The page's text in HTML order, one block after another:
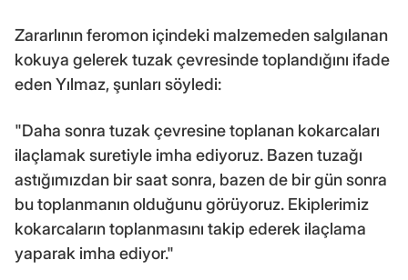
Zararlının feromon içindeki malzemeden salgılanan
kokuya gelerek tuzak çevresinde toplandığını ifade
eden Yılmaz, şunları söyledi:
"Daha sonra tuzak çevresine toplanan kokarcaları
ilaçlamak suretiyle imha ediyoruz. Bazen tuzağı
astığımızdan bir saat sonra, bazen de bir gün sonra
bu toplanmanın olduğunu görüyoruz. Ekiplerimiz
kokarcaların toplanmasını takip ederek ilaçlama
yaparak imha ediyor."